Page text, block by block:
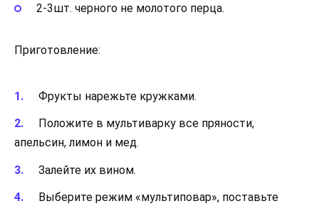
2-3шт. черного не молотого перца.
Приготовление:
Фрукты нарежьте кружками.
Положите в мультиварку все пряности,
апельсин, лимон и мед.
Залейте их вином.
Выберите режим «мультиповар», поставьте